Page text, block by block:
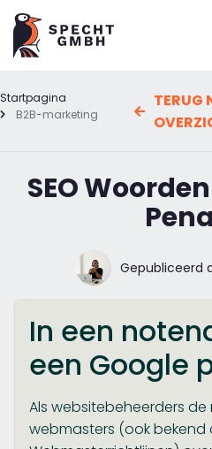
Startpagina
B2B-marketing
TERUG
SEO
Gepubliceerd
In een
een Google
Als websitebeheerders
webmasters (ook bekend